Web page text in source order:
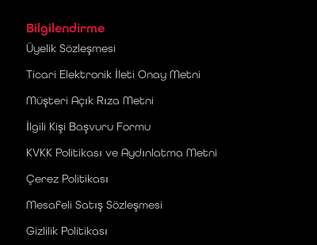
Bilgilendirme
Üyelik Sözleşmesi
Ticari Elektronik İleti Onay Metni
Müşteri Açık Rıza Metni
İlgili Kişi Başvuru Formu
KVKK Politikası ve Aydınlatma Metni
Çerez Politikası
Mesafeli Satış Sözleşmesi
Gizlilik Politikası